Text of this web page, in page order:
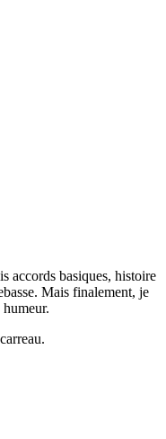
accords basiques, histoire
Mais finalement, je